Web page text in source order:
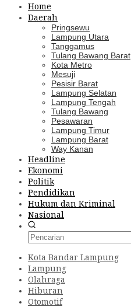
Home
Daerah
Pringsewu
Lampung Utara
Tanggamus
Tulang Bawang Barat
Kota Metro
Mesuji
Pesisir Barat
Lampung Selatan
Lampung Tengah
Tulang Bawang
Pesawaran
Lampung Timur
Lampung Barat
Way Kanan
Headline
Ekonomi
Politik
Pendidikan
Hukum dan Kriminal
Nasional
Kota Bandar Lampung
Lampung
Olahraga
Hiburan
Otomotif